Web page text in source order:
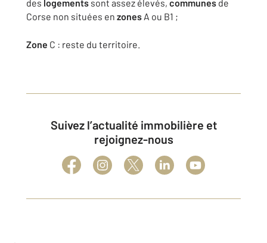
des logements sont assez élevés, communes de
Corse non situées en zones A ou B1 ;
Zone C : reste du territoire.
Suivez l’actualité immobilière et
rejoignez-nous